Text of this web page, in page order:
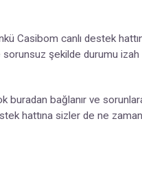
Casibom canlı destek
şekilde durumu izah
buradan bağlanır ve
hattına sizler de ne